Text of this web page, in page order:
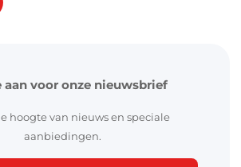
aan voor onze nieuwsbrief
hoogte van nieuws en speciale
aanbiedingen.